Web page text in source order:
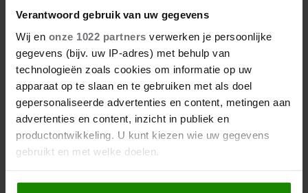
Verantwoord gebruik van uw gegevens
Wij en onze 1022 partners verwerken je persoonlijke
gegevens (bijv. uw IP-adres) met behulp van
technologieën zoals cookies om informatie op uw
apparaat op te slaan en te gebruiken met als doel
gepersonaliseerde advertenties en content, metingen aan
advertenties en content, inzicht in publiek en
productontwikkeling. U kunt kiezen wie uw gegevens
gebruikt en met welke doelen.
Als u het toestaat, willen we ook graag: